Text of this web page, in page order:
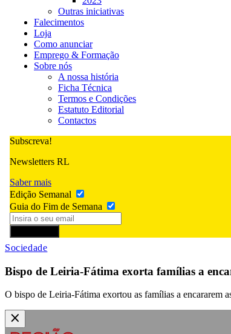
Outras iniciativas
Falecimentos
Loja
Como anunciar
Emprego & Formação
Sobre nós
A nossa história
Ficha Técnica
Termos e Condições
Estatuto Editorial
Contactos
Subscreva!
Newsletters RL
Saber mais
Edição Semanal
Guia do Fim de Semana
Sociedade
Bispo de Leiria-Fátima exorta famílias a
O bispo de Leiria-Fátima exortou as famílias a encararem